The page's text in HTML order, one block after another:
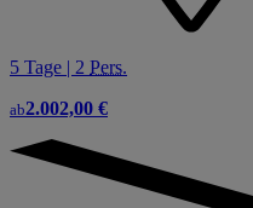
5 Tage | 2 Pers.
ab2.002,00 €